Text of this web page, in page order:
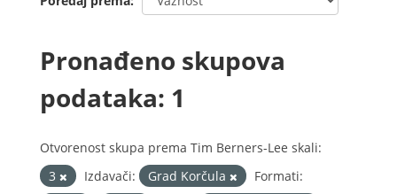
Pronađeno skupova
podataka: 1
Otvorenost skupa prema Tim Berners-Lee skali:
3
Izdavači: Grad Korčula
Formati: